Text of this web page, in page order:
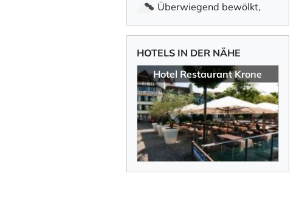
Überwiegend bewölkt,
17.2°C
HOTELS IN DER NÄHE
Hotel Restaurant Krone